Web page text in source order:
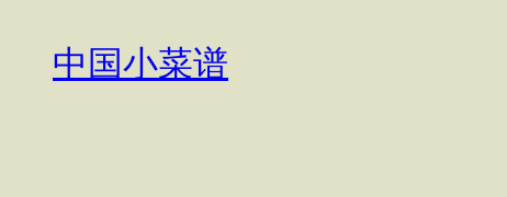
Inhalt
springen中国小菜谱